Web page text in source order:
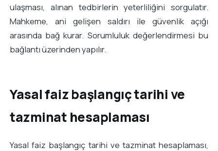
ulaşması, alınan tedbirlerin yeterliliğini sorgulatır.
Mahkeme, ani gelişen saldırı ile güvenlik açığı
arasında bağ kurar. Sorumluluk değerlendirmesi bu
bağlantı üzerinden yapılır.
Yasal faiz başlangıç tarihi ve
tazminat hesaplaması
Yasal faiz başlangıç tarihi ve tazminat hesaplaması,